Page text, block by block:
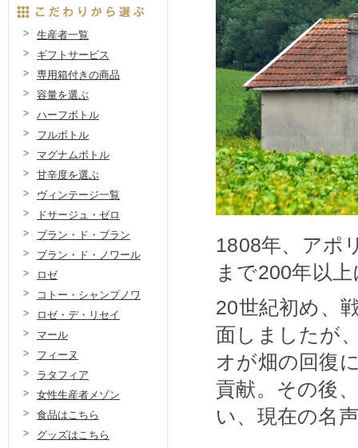
1808年、アポ
まで200年以
20世紀初め、
面しましたが
オが畑の回復
貢献。その後
い、現在の名
生産者一覧
ギフトサービス
専用箱付きの商品
容量を選ぶ
ハーフボトル
フルボトル
マグナムボトル
甘辛度を選ぶ
ヴィンテージ一覧
ドサージュ・ゼロ
ブラン・ド・ブラン
ブラン・ド・ノワール
ロゼ
コトー・シャンプノワ
ロゼ・デ・リセイ
マール
フィーヌ
ラタフィア
女性生産者メゾン
食品はこちら
グッズはこちら